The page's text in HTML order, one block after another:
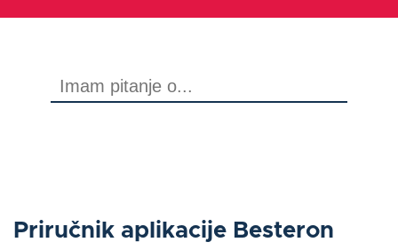
Prijaviti se
Upute
Priručnik aplikacije Besteron